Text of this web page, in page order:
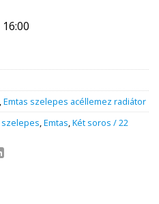
,Emtas szelepes acéllemez radiátor
,Emtas,Két soros / 22